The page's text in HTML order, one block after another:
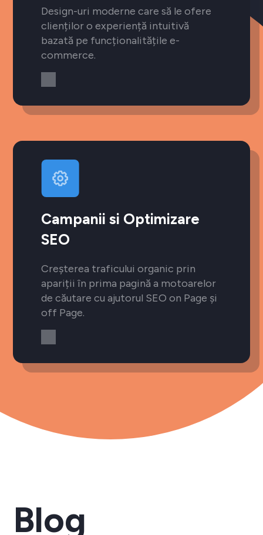
Design-uri moderne care să le ofere
clienților o experiență intuitivă
bazată pe funcționalitățile e-
commerce.
Campanii si Optimizare
SEO
Creșterea traficului organic prin
apariții în prima pagină a motoarelor
de căutare cu ajutorul SEO on Page și
off Page.
Blog